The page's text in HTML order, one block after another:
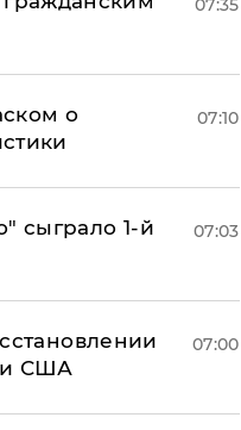
07:35
о
07:10
сыграло 1-й
07:03
и США
07:00